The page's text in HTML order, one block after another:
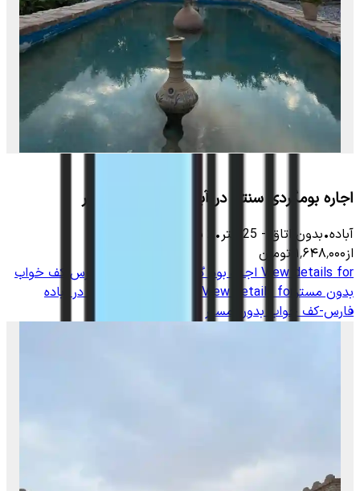
اجاره بومگردی سنتی در آباده-دوتخته مستردار
آباده•بدون اتاق -
25 متر•
نفر
از۱٬۶۴۸٬۰۰۰ تومان
View details for اجاره بوم گردی سنتی در آباده فارس-کف خواب
بدون مستر View details for
اجاره بوم گردی سنتی در آباده
فارس-کف خواب بدون مستر